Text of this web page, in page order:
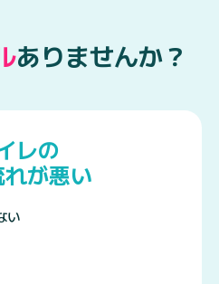
ありませんか？
レの
が悪い
い